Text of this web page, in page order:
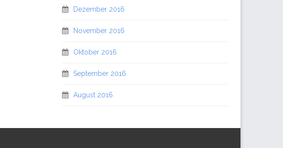
Dezember 2016
November 2016
Oktober 2016
September 2016
August 2016